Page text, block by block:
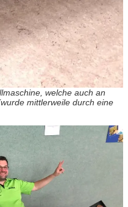
welche auch an
mittlerweile durch eine